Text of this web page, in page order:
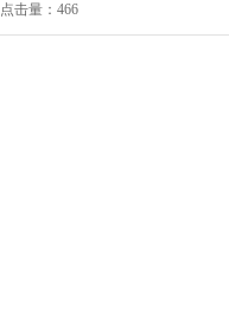
点击量：466